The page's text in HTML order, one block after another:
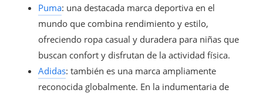
Puma: una destacada marca deportiva en el
mundo que combina rendimiento y estilo,
ofreciendo ropa casual y duradera para niñas que
buscan confort y disfrutan de la actividad física.
Adidas: también es una marca ampliamente
reconocida globalmente. En la indumentaria de